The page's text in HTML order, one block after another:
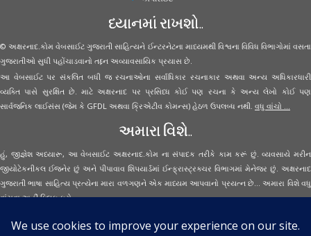
ધ્યાનમાં રાખશો..
© અક્ષરનાદ.કોમ વેબસાઈટ ગુજરાતી સાહિત્યને ઈન્ટરનેટના માધ્યમથી વિશ્વના વિવિધ વિભાગોમાં વસતા
ગુજરાતીઓ સુધી પહોંચાડવાનો તદ્દન અવ્યાવસાયિક પ્રયાસ છે.
આ વેબસાઈટ પર સંકલિત બધી જ રચનાઓના સર્વાધિકાર રચનાકાર અથવા અન્ય અધિકારધારી
વ્યક્તિ પાસે સુરક્ષિત છે. માટે અક્ષરનાદ પર પ્રસિધ્ધ કોઈ પણ રચના કે અન્ય લેખો કોઈ પણ
સાર્વજનિક લાઈસંસ (જેમ કે GFDL અથવા ક્રિએટીવ કોમન્સ) હેઠળ ઉપલબ્ધ નથી. વધુ વાંચો ...
અમારા વિશે..
હું, જીજ્ઞેશ અધ્યારૂ, આ વેબસાઈટ અક્ષરનાદ.કોમ ના સંપાદક તરીકે કામ કરૂં છું. વ્યવસાયે મરીન
જીયોટેકનીકલ ઈજનેર છું અને પીપાવાવ શિપયાર્ડમાં ઈન્ફ્રાસ્ટ્રક્ચર વિભાગમાં મેનેજર છું. અક્ષરનાદ
ગુજરાતી ભાષા સાહિત્ય પ્રત્યેના મારા વળગણને એક માધ્યમ આપવાનો પ્રયત્ન છે... અમારા વિશે વધુ
વાંચવાઅહીં ક્લિક કરો...
Secured Site Assurance